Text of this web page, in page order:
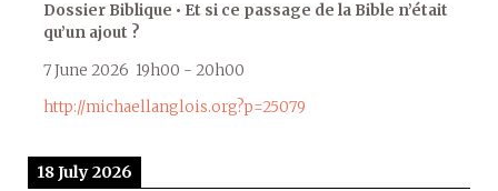
Dossier Biblique • Et si ce passage de la Bible n’était
qu’un ajout ?
7 June 2026 19h00 - 20h00
http://michaellanglois.org?p=25079
18 July 2026